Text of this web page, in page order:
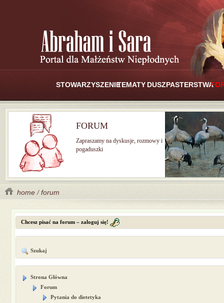
STOWARZYSZENIETEMATY DUSZPASTERSTWA
FORUM
Zapraszamy na dyskusje, rozmowy i
pogaduszki
home /forum
Chcesz pisać na forum – zaloguj się!
Szukaj
Strona Główna
Forum
Pytania do dietetyka